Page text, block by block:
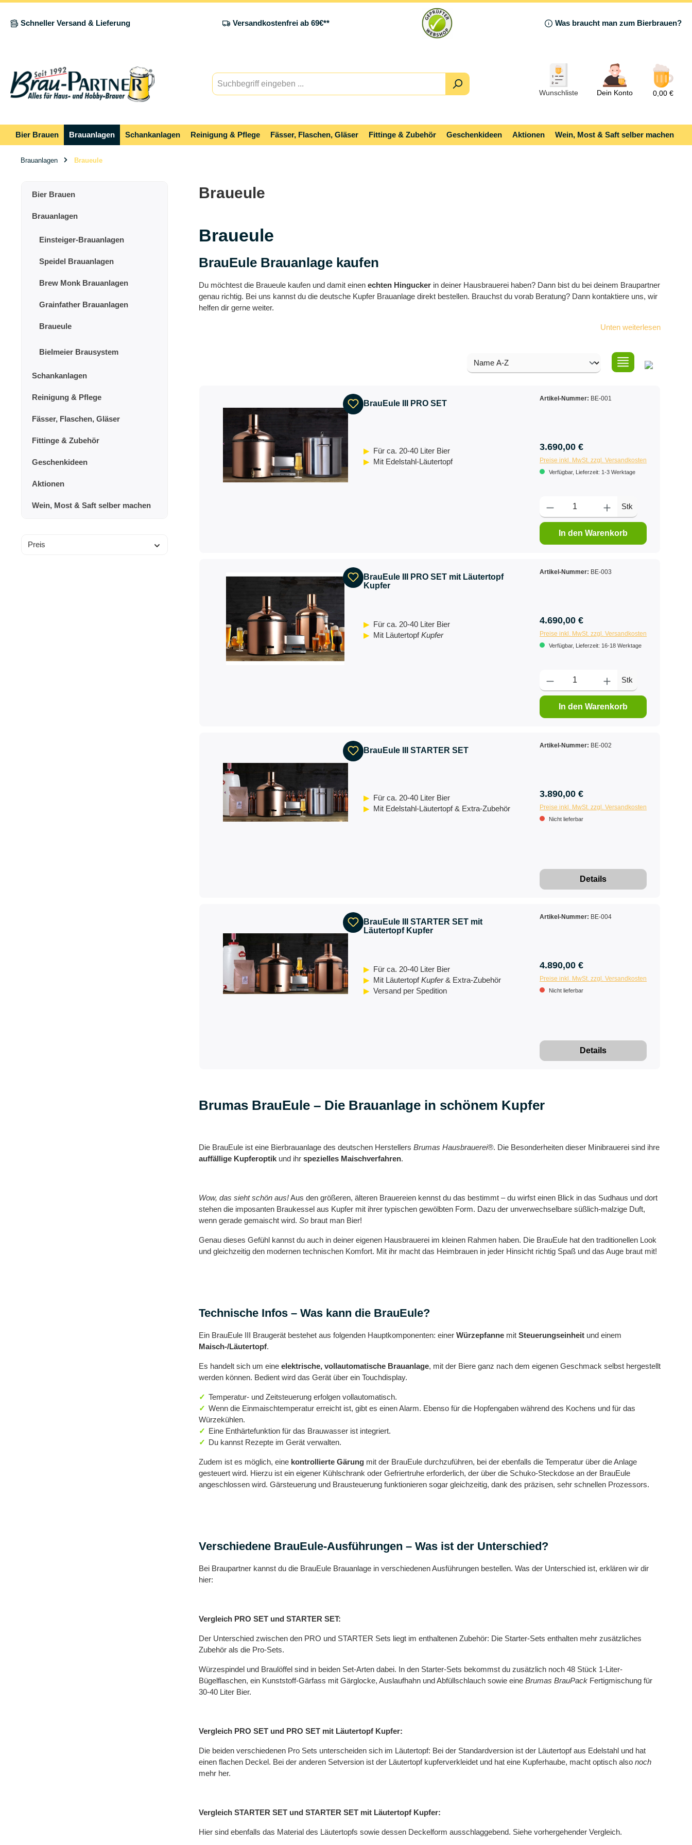
Schneller Versand & Lieferung
Versandkostenfrei ab 69€** Was braucht man zum Bierbrauen?
Wunschliste Dein Konto 0,00 €
Bier Brauen Brauanlagen Schankanlagen Reinigung & Pflege Fässer, Flaschen, Gläser Fittinge & Zubehör Geschenkideen Aktionen Wein, Most & Saft selber machen
Brauanlagen Braueule
Bier Brauen
Brauanlagen
Einsteiger-Brauanlagen
Speidel Brauanlagen
Brew Monk Brauanlagen
Grainfather Brauanlagen
Braueule
Bielmeier Brausystem
Schankanlagen
Reinigung & Pflege
Fässer, Flaschen, Gläser
Fittinge & Zubehör
Geschenkideen
Aktionen
Wein, Most & Saft selber machen
Preis
Braueule
Braueule
BrauEule Brauanlage kaufen
Du möchtest die Braueule kaufen und damit einen echten Hingucker in deiner Hausbrauerei haben? Dann bist du bei deinem Braupartner
genau richtig. Bei uns kannst du die deutsche Kupfer Brauanlage direkt bestellen. Brauchst du vorab Beratung? Dann kontaktiere uns, wir
helfen dir gerne weiter.
Unten weiterlesen
BrauEule III PRO SET
Für ca. 20-40 Liter Bier
Mit Edelstahl-Läutertopf
Artikel-Nummer: BE-001
3.690,00 €
Preise inkl. MwSt. zzgl. Versandkosten
Verfügbar, Lieferzeit: 1-3 Werktage
Stk
In den Warenkorb
BrauEule III PRO SET mit Läutertopf
Kupfer
Für ca. 20-40 Liter Bier
Mit LäutertopfKupfer
Artikel-Nummer: BE-003
4.690,00 €
Preise inkl. MwSt. zzgl. Versandkosten
Verfügbar, Lieferzeit: 16-18 Werktage
Stk
In den Warenkorb
BrauEule III STARTER SET
Für ca. 20-40 Liter Bier
Mit Edelstahl-Läutertopf & Extra-Zubehör
Artikel-Nummer: BE-002
3.890,00 €
Preise inkl. MwSt. zzgl. Versandkosten
Nicht lieferbar
Details
BrauEule III STARTER SET mit
Läutertopf Kupfer
Für ca. 20-40 Liter Bier
Mit LäutertopfKupfer& Extra-Zubehör
Versand per Spedition
Artikel-Nummer: BE-004
4.890,00 €
Preise inkl. MwSt. zzgl. Versandkosten
Nicht lieferbar
Details
Brumas BrauEule – Die Brauanlage in schönem Kupfer
Die BrauEule ist eine Bierbrauanlage des deutschen Herstellers Brumas Hausbrauerei®. Die Besonderheiten dieser Minibrauerei sind ihre
auffällige Kupferoptik und ihr spezielles Maischverfahren.
Wow, das sieht schön aus!Aus den größeren, älteren Brauereien kennst du das bestimmt – du wirfst einen Blick in das Sudhaus und dort
stehen die imposanten Braukessel aus Kupfer mit ihrer typischen gewölbten Form. Dazu der unverwechselbare süßlich-malzige Duft,
wenn gerade gemaischt wird. So braut man Bier!
Genau dieses Gefühl kannst du auch in deiner eigenen Hausbrauerei im kleinen Rahmen haben. Die BrauEule hat den traditionellen Look
und gleichzeitig den modernen technischen Komfort. Mit ihr macht das Heimbrauen in jeder Hinsicht richtig Spaß und das Auge braut mit!
Technische Infos – Was kann die BrauEule?
Ein BrauEule III Braugerät bestehet aus folgenden Hauptkomponenten: einer Würzepfanne mit Steuerungseinheit und einem
Maisch-/Läutertopf.
Es handelt sich um eine elektrische, vollautomatische Brauanlage, mit der Biere ganz nach dem eigenen Geschmack selbst hergestellt
werden können. Bedient wird das Gerät über ein Touchdisplay.
Temperatur- und Zeitsteuerung erfolgen vollautomatisch.
Wenn die Einmaischtemperatur erreicht ist, gibt es einen Alarm. Ebenso für die Hopfengaben während des Kochens und für das
Würzekühlen.
Eine Enthärtefunktion für das Brauwasser ist integriert.
Du kannst Rezepte im Gerät verwalten.
Zudem ist es möglich, eine kontrollierte Gärung mit der BrauEule durchzuführen, bei der ebenfalls die Temperatur über die Anlage
gesteuert wird. Hierzu ist ein eigener Kühlschrank oder Gefriertruhe erforderlich, der über die Schuko-Steckdose an der BrauEule
angeschlossen wird. Gärsteuerung und Brausteuerung funktionieren sogar gleichzeitig, dank des präzisen, sehr schnellen Prozessors.
Verschiedene BrauEule-Ausführungen – Was ist der Unterschied?
Bei Braupartner kannst du die BrauEule Brauanlage in verschiedenen Ausführungen bestellen. Was der Unterschied ist, erklären wir dir
hier:
Vergleich PRO SET und STARTER SET:
Der Unterschied zwischen den PRO und STARTER Sets liegt im enthaltenen Zubehör: Die Starter-Sets enthalten mehr zusätzliches
Zubehör als die Pro-Sets.
Würzespindel und Braulöffel sind in beiden Set-Arten dabei. In den Starter-Sets bekommst du zusätzlich noch 48 Stück 1-Liter-
Bügelflaschen, ein Kunststoff-Gärfass mit Gärglocke, Auslaufhahn und Abfüllschlauch sowie eine Brumas BrauPack Fertigmischung für
30-40 Liter Bier.
Vergleich PRO SET und PRO SET mit Läutertopf Kupfer:
Die beiden verschiedenen Pro Sets unterscheiden sich im Läutertopf: Bei der Standardversion ist der Läutertopf aus Edelstahl und hat
einen flachen Deckel. Bei der anderen Setversion ist der Läutertopf kupferverkleidet und hat eine Kupferhaube, macht optisch also noch
mehr her.
Vergleich STARTER SET und STARTER SET mit Läutertopf Kupfer:
Hier sind ebenfalls das Material des Läutertopfs sowie dessen Deckelform ausschlaggebend. Siehe vorhergehender Vergleich.